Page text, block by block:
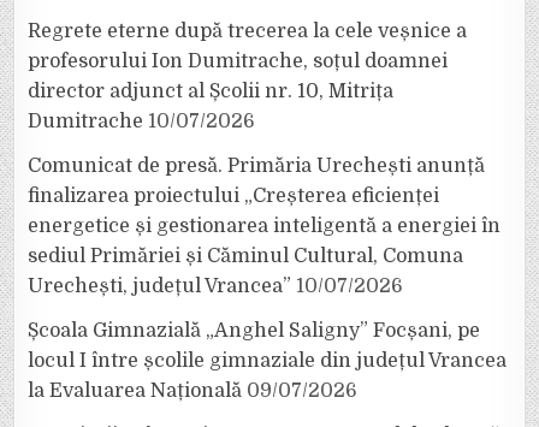
Regrete eterne după trecerea la cele veșnice a
profesorului Ion Dumitrache, soțul doamnei
director adjunct al Școlii nr. 10, Mitrița
Dumitrache 10/07/2026
Comunicat de presă. Primăria Urechești anunță
finalizarea proiectului „Creșterea eficienței
energetice și gestionarea inteligentă a energiei în
sediul Primăriei și Căminul Cultural, Comuna
Urechești, județul Vrancea” 10/07/2026
Școala Gimnazială „Anghel Saligny” Focșani, pe
locul I între școlile gimnaziale din județul Vrancea
la Evaluarea Națională 09/07/2026